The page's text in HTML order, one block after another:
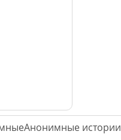
Анонимные истории